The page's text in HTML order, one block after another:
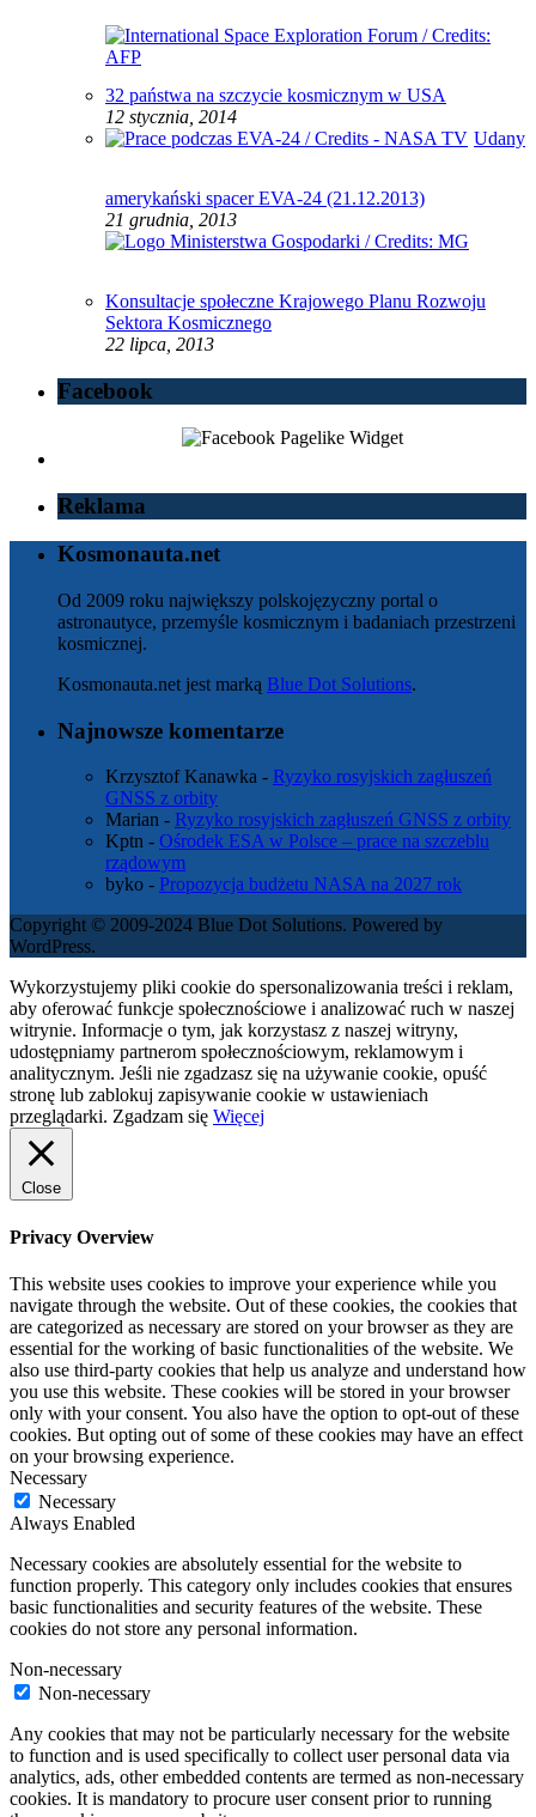
32 państwa na szczycie kosmicznym w USA
12 stycznia, 2014
Udany
amerykański spacer EVA-24 (21.12.2013)
21 grudnia, 2013
Konsultacje społeczne Krajowego Planu Rozwoju
Sektora Kosmicznego
22 lipca, 2013
Facebook
Reklama
Kosmonauta.net
Od 2009 roku największy polskojęzyczny portal o
astronautyce, przemyśle kosmicznym i badaniach przestrzeni
kosmicznej.
Kosmonauta.net jest marką Blue Dot Solutions.
Najnowsze komentarze
Krzysztof Kanawka - Ryzyko rosyjskich zagłuszeń
GNSS z orbity
Marian - Ryzyko rosyjskich zagłuszeń GNSS z orbity
Kptn - Ośrodek ESA w Polsce – prace na szczeblu
rządowym
byko - Propozycja budżetu NASA na 2027 rok
Copyright © 2009-2024 Blue Dot Solutions. Powered by
WordPress.
Wykorzystujemy pliki cookie do spersonalizowania treści i reklam,
aby oferować funkcje społecznościowe i analizować ruch w naszej
witrynie. Informacje o tym, jak korzystasz z naszej witryny,
udostępniamy partnerom społecznościowym, reklamowym i
analitycznym. Jeśli nie zgadzasz się na używanie cookie, opuść
stronę lub zablokuj zapisywanie cookie w ustawieniach
przeglądarki. Zgadzam się Więcej
Close
Privacy Overview
This website uses cookies to improve your experience while you
navigate through the website. Out of these cookies, the cookies that
are categorized as necessary are stored on your browser as they are
essential for the working of basic functionalities of the website. We
also use third-party cookies that help us analyze and understand how
you use this website. These cookies will be stored in your browser
only with your consent. You also have the option to opt-out of these
cookies. But opting out of some of these cookies may have an effect
on your browsing experience.
Necessary
Necessary
Always Enabled
Necessary cookies are absolutely essential for the website to
function properly. This category only includes cookies that ensures
basic functionalities and security features of the website. These
cookies do not store any personal information.
Non-necessary
Non-necessary
Any cookies that may not be particularly necessary for the website
to function and is used specifically to collect user personal data via
analytics, ads, other embedded contents are termed as non-necessary
cookies. It is mandatory to procure user consent prior to running